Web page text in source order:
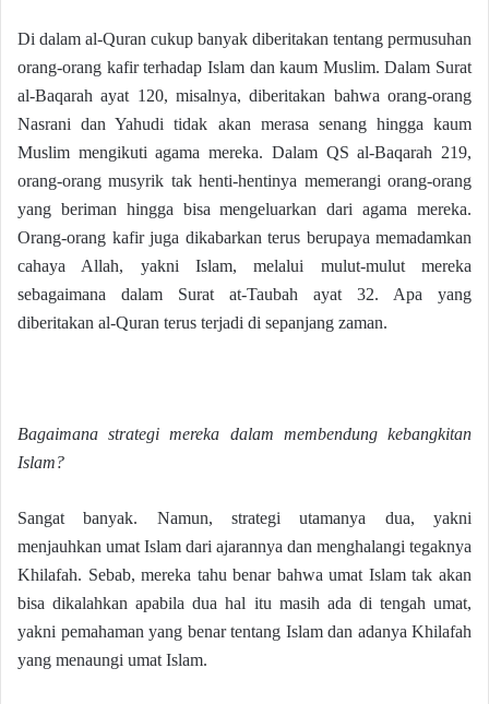
Di dalam al-Quran cukup banyak diberitakan tentang permusuhan
orang-orang kafir terhadap Islam dan kaum Muslim. Dalam Surat
al-Baqarah ayat 120, misalnya, diberitakan bahwa orang-orang
Nasrani dan Yahudi tidak akan merasa senang hingga kaum
Muslim mengikuti agama mereka. Dalam QS al-Baqarah 219,
orang-orang musyrik tak henti-hentinya memerangi orang-orang
yang beriman hingga bisa mengeluarkan dari agama mereka.
Orang-orang kafir juga dikabarkan terus berupaya memadamkan
cahaya Allah, yakni Islam, melalui mulut-mulut mereka
sebagaimana dalam Surat at-Taubah ayat 32. Apa yang
diberitakan al-Quran terus terjadi di sepanjang zaman.
Bagaimana strategi mereka dalam membendung kebangkitan
Islam?
Sangat banyak. Namun, strategi utamanya dua, yakni
menjauhkan umat Islam dari ajarannya dan menghalangi tegaknya
Khilafah. Sebab, mereka tahu benar bahwa umat Islam tak akan
bisa dikalahkan apabila dua hal itu masih ada di tengah umat,
yakni pemahaman yang benar tentang Islam dan adanya Khilafah
yang menaungi umat Islam.